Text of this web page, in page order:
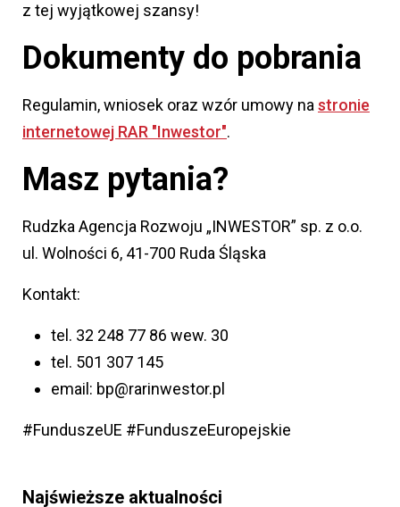
z tej wyjątkowej szansy!
Dokumenty do pobrania
Regulamin, wniosek oraz wzór umowy na stronie
internetowej RAR "Inwestor".
Masz pytania?
Rudzka Agencja Rozwoju „INWESTOR” sp. z o.o.
ul. Wolności 6, 41-700 Ruda Śląska
Kontakt:
tel. 32 248 77 86 wew. 30
tel. 501 307 145
email: bp@rarinwestor.pl
#FunduszeUE #FunduszeEuropejskie
Najświeższe aktualności